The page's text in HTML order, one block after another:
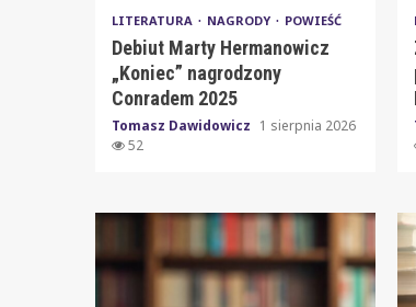
LITERATURA NAGRODY POWIEŚĆ
Debiut Marty Hermanowicz
„Koniec” nagrodzony
Conradem 2025
Tomasz Dawidowicz 1 sierpnia 2026
52